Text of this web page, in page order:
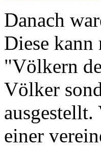
Danach
Diese kann
"Völkern
Völker
einer